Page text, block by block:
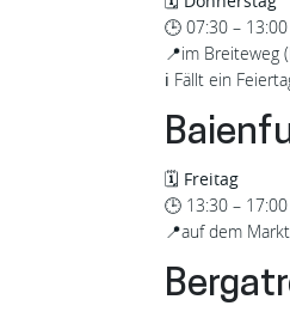
🕒 07:30 –
📍im Breiteweg
ℹ️ Fällt ein
🗓️ Freitag
🕒 13:30 –
📍auf dem